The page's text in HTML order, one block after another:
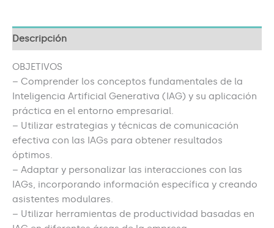
Descripción
OBJETIVOS
– Comprender los conceptos fundamentales de la
Inteligencia Artificial Generativa (IAG) y su aplicación
práctica en el entorno empresarial.
– Utilizar estrategias y técnicas de comunicación
efectiva con las IAGs para obtener resultados
óptimos.
– Adaptar y personalizar las interacciones con las
IAGs, incorporando información específica y creando
asistentes modulares.
– Utilizar herramientas de productividad basadas en